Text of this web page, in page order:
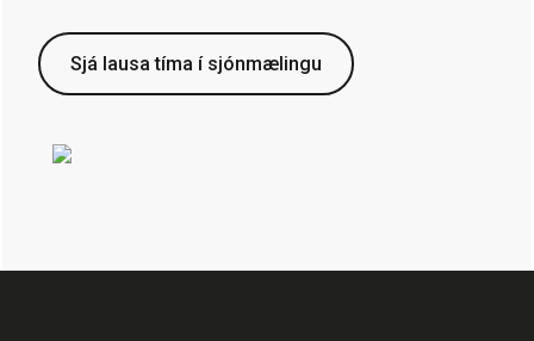
Sjá lausa tíma í sjónmælingu